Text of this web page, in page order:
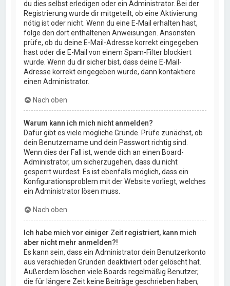
du dies selbst erledigen oder ein Administrator. Bei der
Registrierung wurde dir mitgeteilt, ob eine Aktivierung
nötig ist oder nicht. Wenn du eine E-Mail erhalten hast,
folge den dort enthaltenen Anweisungen. Ansonsten
prüfe, ob du deine E-Mail-Adresse korrekt eingegeben
hast oder die E-Mail von einem Spam-Filter blockiert
wurde. Wenn du dir sicher bist, dass deine E-Mail-
Adresse korrekt eingegeben wurde, dann kontaktiere
einen Administrator.
Nach oben
Warum kann ich mich nicht anmelden?
Dafür gibt es viele mögliche Gründe. Prüfe zunächst, ob
dein Benutzername und dein Passwort richtig sind.
Wenn dies der Fall ist, wende dich an einen Board-
Administrator, um sicherzugehen, dass du nicht
gesperrt wurdest. Es ist ebenfalls möglich, dass ein
Konfigurationsproblem mit der Website vorliegt, welches
ein Administrator lösen muss.
Nach oben
Ich habe mich vor einiger Zeit registriert, kann mich
aber nicht mehr anmelden?!
Es kann sein, dass ein Administrator dein Benutzerkonto
aus verschieden Gründen deaktiviert oder gelöscht hat.
Außerdem löschen viele Boards regelmäßig Benutzer,
die für längere Zeit keine Beiträge geschrieben haben,